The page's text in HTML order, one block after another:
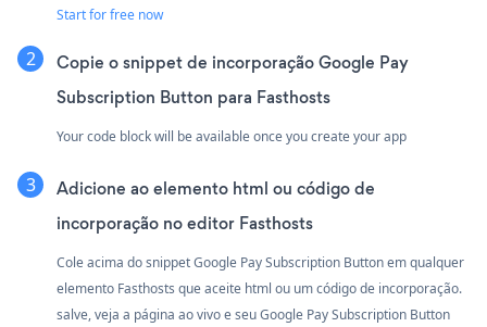
Start for free now
Copie o snippet de incorporação Google Pay
Subscription Button para Fasthosts
Your code block will be available once you create your app
Adicione ao elemento html ou código de
incorporação no editor Fasthosts
Cole acima do snippet Google Pay Subscription Button em qualquer
elemento Fasthosts que aceite html ou um código de incorporação.
salve, veja a página ao vivo e seu Google Pay Subscription Button